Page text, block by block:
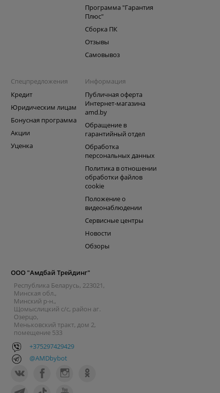
Программа "Гарантия
Плюс"
Сборка ПК
Отзывы
Самовывоз
Спецпредложения
Кредит
Юридическим лицам
Бонусная программа
Акции
Уценка
Информация
Публичная оферта
Интернет-магазина
amd.by
Обращение в
гарантийный отдел
Обработка
персональных данных
Политика в отношении
обработки файлов
cookie
Положение о
видеонаблюдении
Сервисные центры
Новости
Обзоры
ООО "Амдбай Трейдинг"
Республика Беларусь, 223021,
Минская обл.,
Минский р-н.,
Щомыслицкий с/с, район аг.
Озерцо,
Меньковский тракт, дом 2,
помещение 533
+375297429429
@AMDbybot